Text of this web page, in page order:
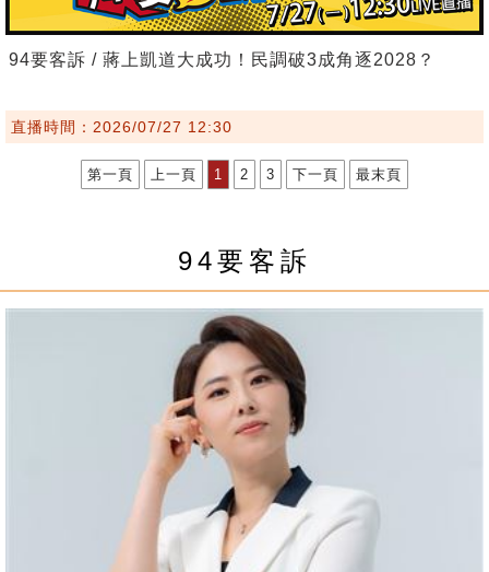
94要客訴 / 蔣上凱道大成功！民調破3成角逐2028？
直播時間：2026/07/27 12:30
第一頁 上一頁 1 2 3 下一頁 最末頁
94要客訴